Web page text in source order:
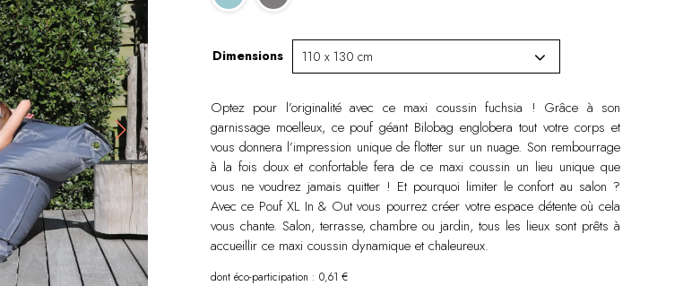
Dimensions
Optez pour l’originalité avec ce maxi coussin fuchsia ! Grâce à son
garnissage moelleux, ce pouf géant Bilobag englobera tout votre corps et
vous donnera l’impression unique de flotter sur un nuage. Son rembourrage
à la fois doux et confortable fera de ce maxi coussin un lieu unique que
vous ne voudrez jamais quitter ! Et pourquoi limiter le confort au salon ?
Avec ce Pouf XL In & Out vous pourrez créer votre espace détente où cela
vous chante. Salon, terrasse, chambre ou jardin, tous les lieux sont prêts à
accueillir ce maxi coussin dynamique et chaleureux.
dont éco-participation : 0,61 €